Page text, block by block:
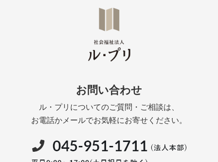
お問い合わせ
ル・プリについてのご質問・ご相談は、
お電話かメールでお気軽にお寄せください。